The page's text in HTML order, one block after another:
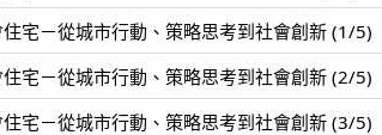
宅－從城市行動、策略思考到社會創新 (1/5)
宅－從城市行動、策略思考到社會創新 (2/5)
宅－從城市行動、策略思考到社會創新 (3/5)